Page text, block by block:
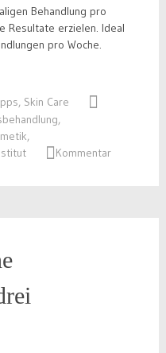
Behandlung pro
Resultate erzielen. Ideal
pro Woche.
, Skin Care
,
,
Kommentar